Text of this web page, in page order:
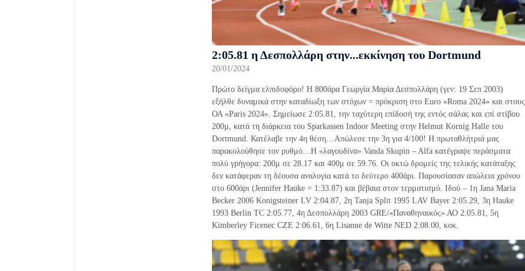
2:05.81 η Δεσπολλάρη στην...εκκίνηση του Dortmund
20/01/2024
Πρώτο δείγμα ελπιδοφόρο! Η 800άρα Γεωργία Μαρία Δεσπολλάρη (γεν: 19 Σεπ 2003)
εξήλθε δυναμικά στην καταδίωξη των στόχων = πρόκριση στο Euro «Roma 2024» και στους
ΟΑ «Paris 2024». Σημείωσε 2:05.81, την ταχύτερη επίδοσή της εντός σάλας και επί στίβου
200μ, κατά τη διάρκεια του Sparkassen Indoor Meeting στην Helmut Kornig Halle του
Dortmund. Κατέλαβε την 4η θέση…Απώλεσε την 3η για 4/100! Η πρωταθλήτριά μας
παρακολούθησε τον ρυθμό…Η «λαγουδίνα» Vanda Skupin – Alfa κατέγραψε περάσματα
πολύ γρήγορα: 200μ σε 28.17 και 400μ σε 59.76. Οι οκτώ δρομείς της τελικής κατάταξης
δεν κατάφεραν τη δέουσα αναλογία κατά το δεύτερο 400άρι. Παρουσίασαν απώλεια χρόνου
στο 600άρι (Jennifer Hauke = 1:33.87) και βέβαια στον τερματισμό. Ιδού – 1η Jana Maria
Becker 2006 Konigsteiner LV 2:04.87, 2η Tanja Split 1995 LAV Bayer 2:05.29, 3η Hauke
1993 Berlin TC 2:05.77, 4η Δεσπολλάρη 2003 GRE/«Παναθηναικός» ΑΟ 2:05.81, 5η
Kimberley Ficenec CZE 2:06.61, 6η Lisanne de Witte NED 2:08.00, κοκ.